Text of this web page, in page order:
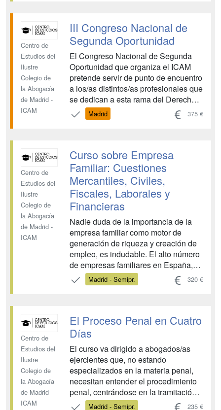
diferentes puntos de vista sob...
Centro de
Estudios del
Ilustre
Colegio de
la Abogacía
de Madrid -
ICAM
III Congreso Nacional de
Segunda Oportunidad
El Congreso Nacional de Segunda
Oportunidad que organiza el ICAM
pretende servir de punto de encuentro
a los/as distintos/as profesionales que
se dedican a esta rama del Derecho
Concursal. Cuando proliferan por
todos lados los congresos
es tratada como un derecho menor.
Sin embarg...
Madrid 375 €
Centro de
Estudios del
Ilustre
Colegio de
la Abogacía
de Madrid -
ICAM
Curso sobre Empresa
Familiar: Cuestiones
Mercantiles, Civiles,
Fiscales, Laborales y
Financieras
Nadie duda de la importancia de la
empresa familiar como motor de
generación de riqueza y creación de
empleo, es indudable. El alto número
de empresas familiares en España,
hacen que el abogado, precise de los
conocimientos necesarios para
fiscales, civiles, laborales y fina...
Madrid - Semipr. 320 €
Centro de
Estudios del
Ilustre
Colegio de
la Abogacía
de Madrid -
ICAM
El Proceso Penal en Cuatro
Días
El curso va dirigido a abogados/as
ejercientes que, no estando
especializados en la materia penal,
necesitan entender el procedimiento
penal, centrándose en la tramitación
de las diligencias previas (fase de
Madrid - Semipr. 235 €